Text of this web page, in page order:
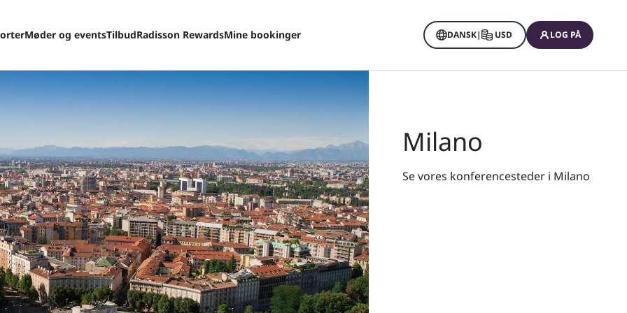
Møder og eventsTilbudRadisson RewardsMine bookinger DANSK| USD LOG PÅ
Milano
Se vores konferencesteder i Milano